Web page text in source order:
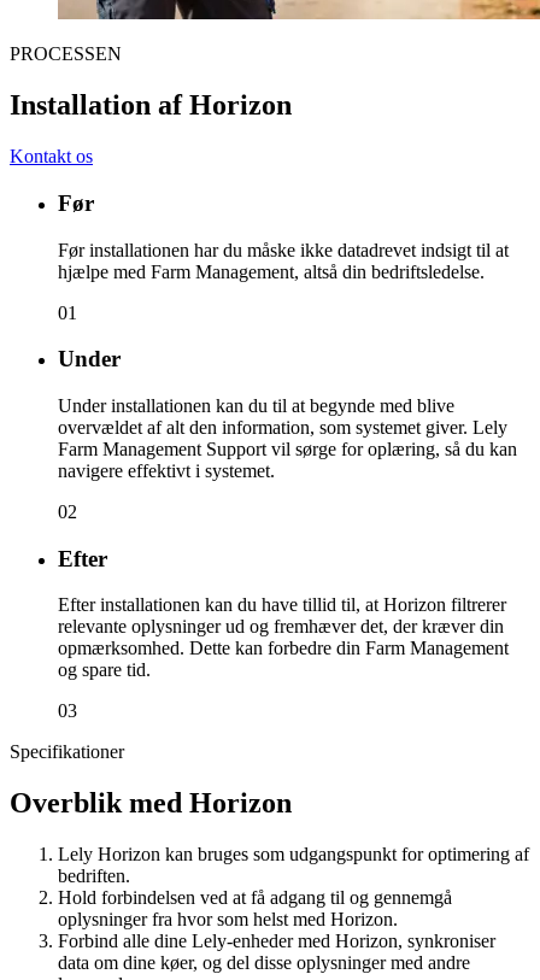
PROCESSEN
Installation af Horizon
Kontakt os
Før
Før installationen har du måske ikke datadrevet indsigt til at
hjælpe med Farm Management, altså din bedriftsledelse.
01
Under
Under installationen kan du til at begynde med blive
overvældet af alt den information, som systemet giver. Lely
Farm Management Support vil sørge for oplæring, så du kan
navigere effektivt i systemet.
02
Efter
Efter installationen kan du have tillid til, at Horizon filtrerer
relevante oplysninger ud og fremhæver det, der kræver din
opmærksomhed. Dette kan forbedre din Farm Management
og spare tid.
03
Specifikationer
Overblik med Horizon
Lely Horizon kan bruges som udgangspunkt for optimering af
bedriften.
Hold forbindelsen ved at få adgang til og gennemgå
oplysninger fra hvor som helst med Horizon.
Forbind alle dine Lely-enheder med Horizon, synkroniser
data om dine køer, og del disse oplysninger med andre